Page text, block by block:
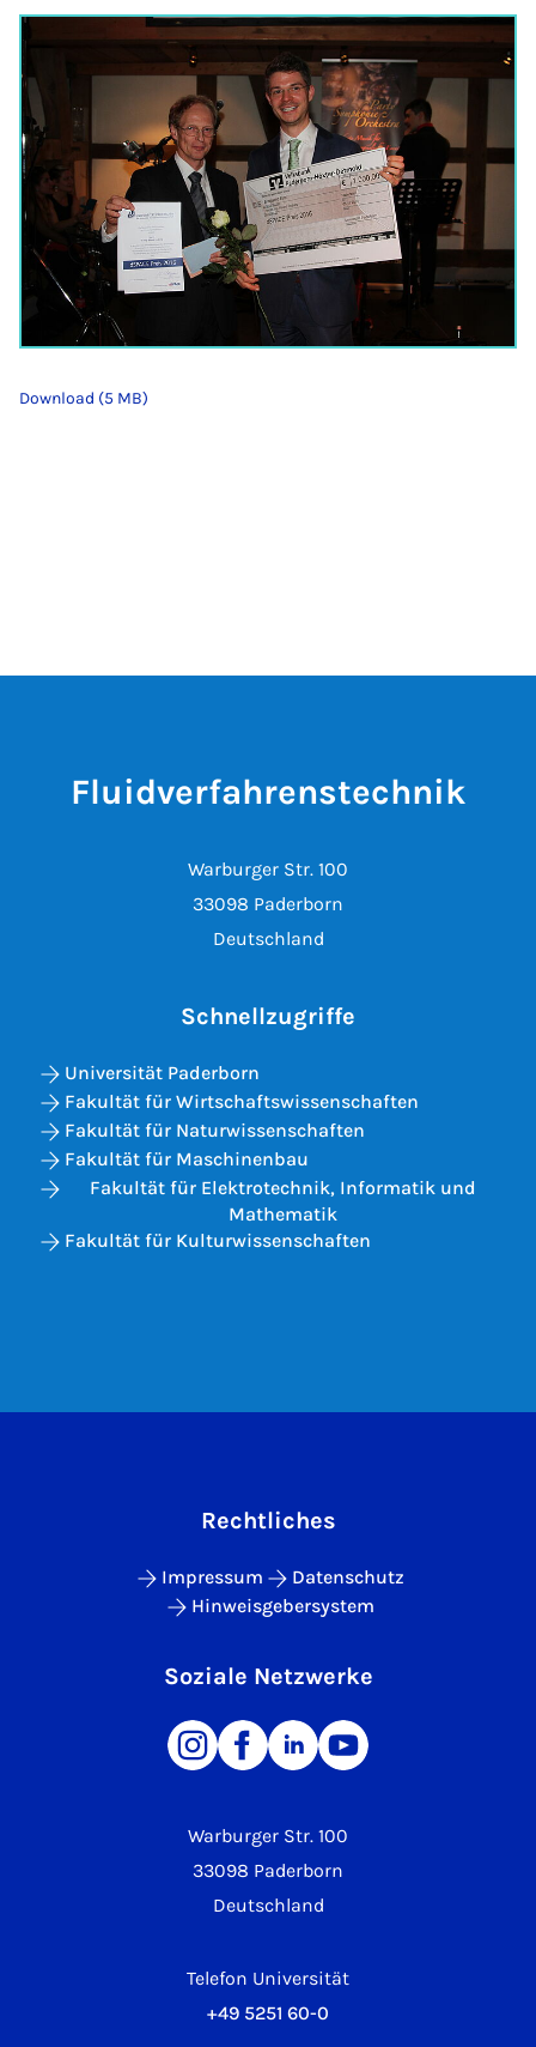
Download (5 MB)
Fluidverfahrenstechnik
Warburger Str. 100
33098 Paderborn
Deutschland
Schnellzugriffe
Universität Paderborn
Fakultät für Wirtschaftswissenschaften
Fakultät für Naturwissenschaften
Fakultät für Maschinenbau
Fakultät für Elektrotechnik, Informatik und
Mathematik
Fakultät für Kulturwissenschaften
Warburger Str. 100
33098 Paderborn
Deutschland
Telefon Universität
+49 5251 60-0
Rechtliches
Impressum
Datenschutz
Hinweisgebersystem
Soziale Netzwerke